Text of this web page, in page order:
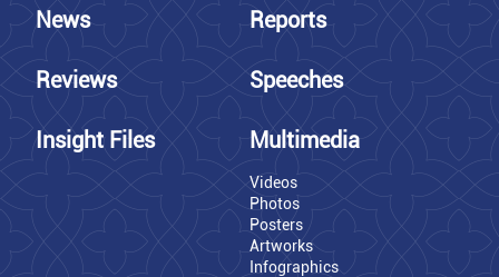
News Reports
Reviews Speeches
Insight Files Multimedia
Videos
Photos
Posters
Artworks
Infographics